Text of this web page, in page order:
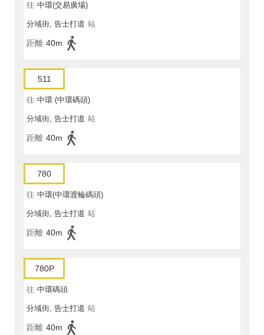
往 中環(交易廣場)
分域街, 告士打道 站
距離 40m
511
往 中環 (中環碼頭)
分域街, 告士打道 站
距離 40m
780
往 中環(中環渡輪碼頭)
分域街, 告士打道 站
距離 40m
780P
往 中環碼頭
分域街, 告士打道 站
距離 40m